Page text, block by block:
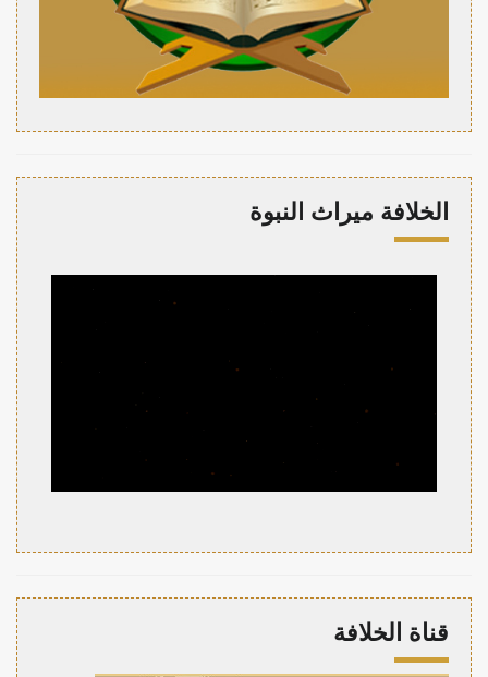
الخلافة ميراث النبوة
قناة الخلافة